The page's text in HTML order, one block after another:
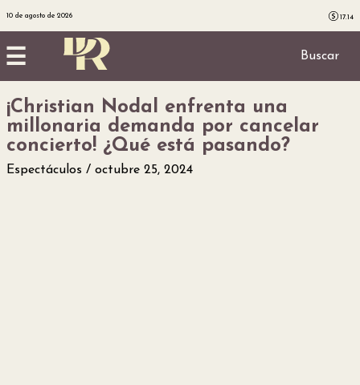
10 de agosto de 2026 17.14
☰ Buscar
Inicio
Noticias
¡Christian Nodal enfrenta una
millonaria demanda por cancelar
concierto! ¿Qué está pasando?
Espectáculos octubre 25, 2024